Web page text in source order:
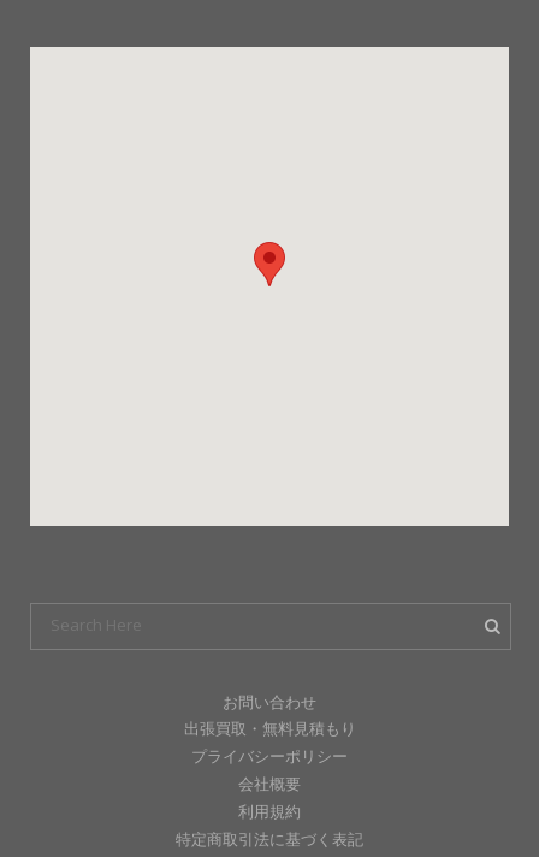
お問い合わせ
出張買取・無料見積もり
プライバシーポリシー
会社概要
利用規約
特定商取引法に基づく表記